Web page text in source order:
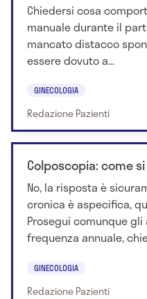
Chiedersi cosa
manuale durante il
mancato distacco
essere dovuto a...
GINECOLOGIA
Redazione Pazienti
Colposcopia: come
No, la risposta è
cronica è aspecifica,
Prosegui comunque
frequenza annuale,
GINECOLOGIA
Redazione Pazienti